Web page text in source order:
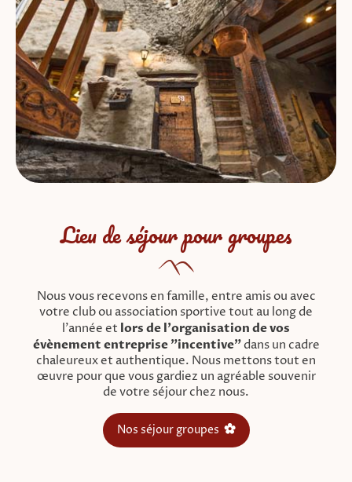
Lieu de séjour pour groupes
Nous vous recevons en famille, entre amis ou avec
votre club ou association sportive tout au long de
l'année et lors de l'organisation de vos
évènement entreprise "incentive"dans un cadre
chaleureux et authentique. Nous mettons tout en
œuvre pour que vous gardiez un agréable souvenir
de votre séjour chez nous.
Nos séjour groupes